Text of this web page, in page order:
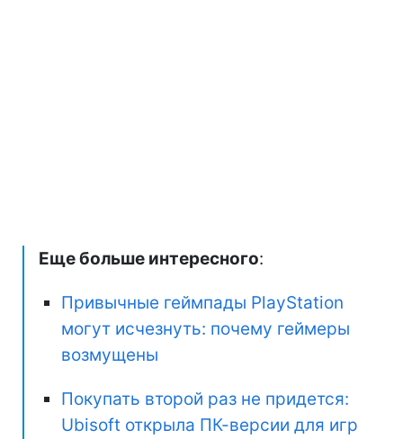
Еще больше интересного:
Привычные геймпады PlayStation
могут исчезнуть: почему геймеры
возмущены
Покупать второй раз не придется:
Ubisoft открыла ПК-версии для игр